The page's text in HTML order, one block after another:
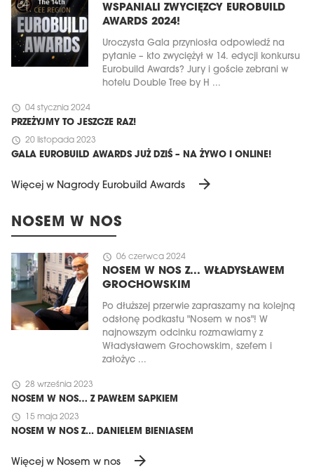
WSPANIALI ZWYCIĘZCY EUROBUILD
AWARDS 2024!
Uroczysta Gala przyniosła odpowiedź na
pytanie – kto zwyciężył w 14. edycji konkursu
Eurobuild Awards? Jury i goście zebrani w
hotelu Double Tree by H ...
schedule 04 stycznia 2024
PRZEŻYJMY TO JESZCZE RAZ!
schedule 20 listopada 2023
GALA EUROBUILD AWARDS JUŻ DZIŚ – NA ŻYWO I ONLINE!
Więcej w Nagrody Eurobuild Awards arrow_forward
NOSEM W NOS
schedule 06 czerwca 2024
NOSEM W NOS Z... WŁADYSŁAWEM
GROCHOWSKIM
Po dłuższej przerwie zapraszamy na kolejną
odsłonę podkastu "Nosem w nos"! W
najnowszym odcinku rozmawiamy z
Władysławem Grochowskim, szefem i
założyc ...
schedule 28 września 2023
NOSEM W NOS… Z PAWŁEM SAPKIEM
schedule 15 maja 2023
NOSEM W NOS Z... DANIELEM BIENIASEM
Więcej w Nosem w nos arrow_forward